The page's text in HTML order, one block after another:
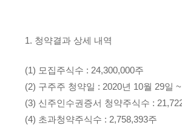
1. 청약결과 상세 내역
(1) 모집주식수 : 24,300,000주
(2) 구주주 청약일 : 2020년 10월 29일
(3) 신주인수권증서 청약주식수 :
(4) 초과청약주식수 : 2,758,393주